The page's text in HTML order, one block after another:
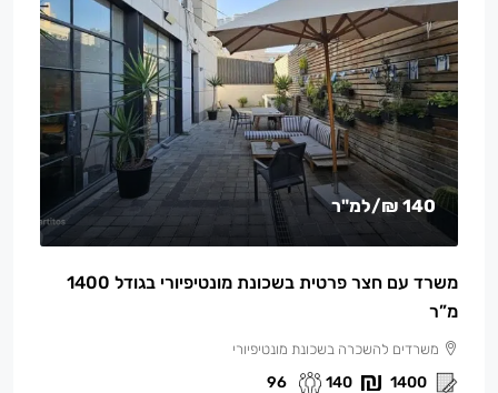
140 ₪ /למ"ר
משרד עם חצר פרטית בשכונת מונטיפיורי בגודל 1400
מ”ר
משרדים להשכרה בשכונת מונטיפיורי
1400
140
96